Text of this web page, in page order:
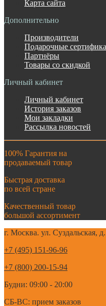
Карта сайта
Дополнительно
Производители
Подарочные
Партнёры
Товары со скидкой
Личный кабинет
Личный кабинет
История заказов
Мои закладки
Рассылка новостей
100% Гарантия на
продаваемый товар
Быстрая доставка
по всей стране
Качественный товар
большой ассортимент
г. Москва. ул.
+7 (495) 151-96-96
+7 (800) 200-15-94
Будни: 09:00 - 20:00
СБ-ВС: прием заказов